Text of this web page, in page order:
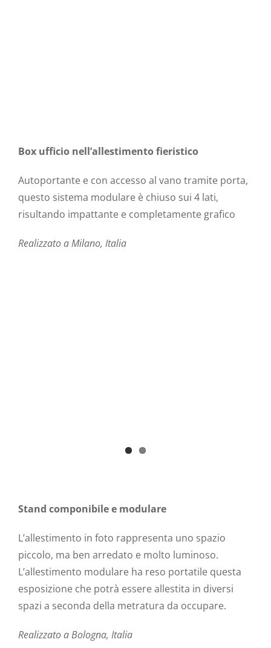
Box ufficio nell’allestimento fieristico
Autoportante e con accesso al vano tramite porta,
questo sistema modulare è chiuso sui 4 lati,
risultando impattante e completamente grafico
Realizzato a Milano, Italia
Stand componibile e modulare
L’allestimento in foto rappresenta uno spazio
piccolo, ma ben arredato e molto luminoso.
L’allestimento modulare ha reso portatile questa
esposizione che potrà essere allestita in diversi
spazi a seconda della metratura da occupare.
Realizzato a Bologna, Italia